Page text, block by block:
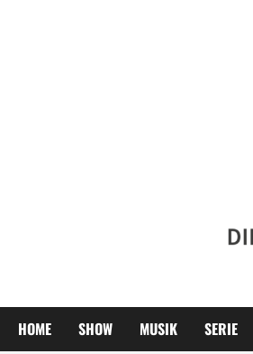
HOME SHOW MUSIK SERIE